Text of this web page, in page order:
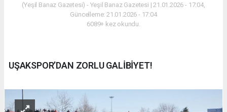
(Yeşil Banaz Gazetesi) - Yeşil Banaz Gazetesi | 21.01.2026 - 17:04,
Güncelleme: 21.01.2026 - 17:04
6089+ kez okundu.
UŞAKSPOR’DAN ZORLU GALİBİYET!